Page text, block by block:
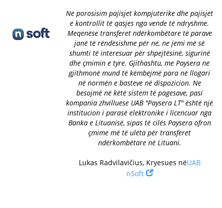
Ne porosisim pajisjet kompjuterike dhe pajisjet
e kontrollit të qasjes nga vende të ndryshme.
Meqenëse transferet ndërkombëtare të parave
janë të rëndësishme për ne, ne jemi më së
shumti të interesuar për shpejtësinë, sigurinë
dhe çmimin e tyre. Gjithashtu, me Paysera ne
gjithmonë mund të këmbejmë para në llogari
në normën e basteve në dispozicion. Ne
besojmë në këtë sistem të pagesave, pasi
kompania zhvilluese UAB "Paysera LT" është një
institucion i parasë elektronike i licencuar nga
Banka e Lituanisë, sipas të cilës Paysera ofron
çmime më të ulëta për transferet
ndërkombëtare në Lituani.
Lukas Radvilavičius, Kryesues nëUAB
nSoft